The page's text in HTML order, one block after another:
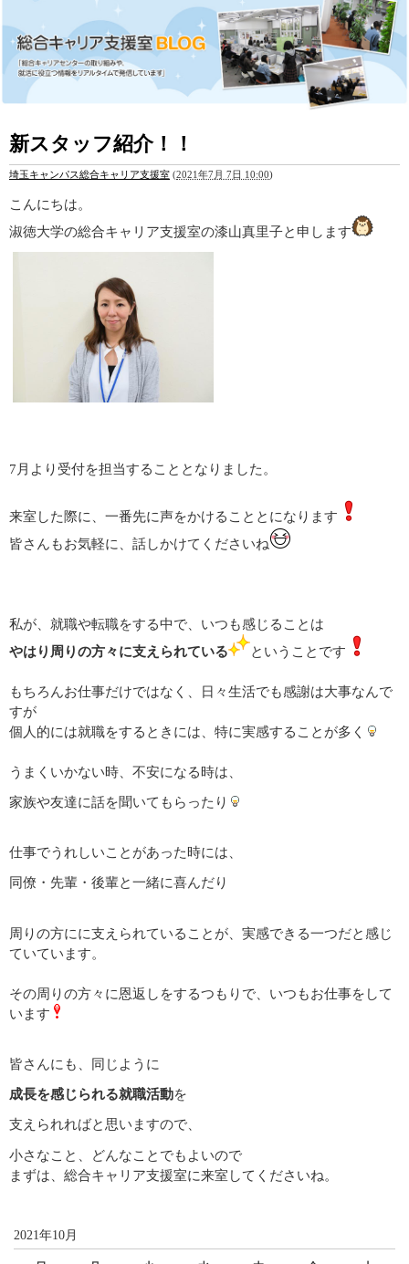
新スタッフ紹介！！
埼玉キャンパス総合キャリア支援室 (2021年7月 7日 10:00)
こんにちは。
淑徳大学の総合キャリア支援室の漆山真里子と申します
7月より受付を担当することとなりました。
来室した際に、一番先に声をかけることとになります
皆さんもお気軽に、話しかけてくださいね
私が、就職や転職をする中で、いつも感じることは
やはり周りの方々に支えられている
ということです
もちろんお仕事だけではなく、日々生活でも感謝は大事なんで
すが
個人的には就職をするときには、特に実感することが多く
うまくいかない時、不安になる時は、
家族や友達に話を聞いてもらったり
仕事でうれしいことがあった時には、
同僚・先輩・後輩と一緒に喜んだり
周りの方にに支えられていることが、実感できる一つだと感じ
ていています。
その周りの方々に恩返しをするつもりで、いつもお仕事をして
います
皆さんにも、同じように
成長を感じられる就職活動を
支えられればと思いますので、
小さなこと、どんなことでもよいので
まずは、総合キャリア支援室に来室してくださいね。
2021年10月